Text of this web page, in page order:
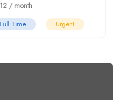
12 / month
Full Time Urgent